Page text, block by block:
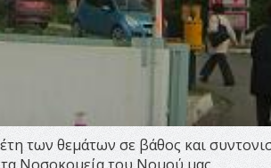
των θεμάτων σε βάθος και